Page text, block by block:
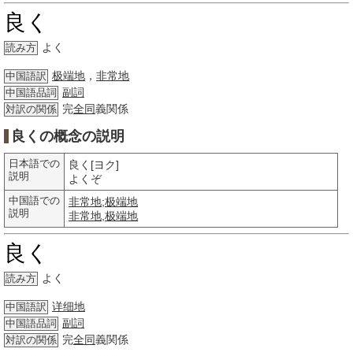
良く
読み方 よく
中国語訳 极端地 ， 非常地
中国語品詞 副詞
対訳の関係 完全同義関係
良くの概念の説明
日本語での
説明
良く[ヨク]
よくぞ
中国語での
説明
非常地;极端地
非常地 极端地
良く
読み方 よく
中国語訳 详细地
中国語品詞 副詞
対訳の関係 完全同義関係